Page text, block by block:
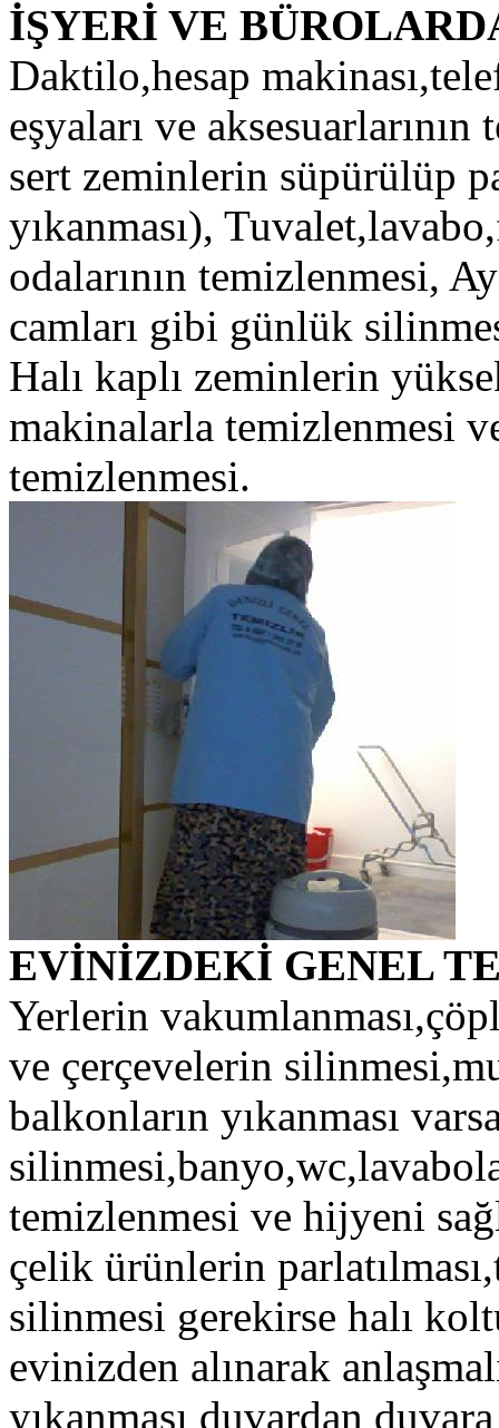
İŞYERİ VE
Daktilo,hesap
eşyaları ve
sert zeminlerin süpürülüp
yıkanması),
odalarının temizlenmesi,
camları gibi günlük
Halı kaplı zeminlerin
makinalarla temizlenmesi
temizlenmesi.
EVİNİZDEKİ GENEL
Yerlerin
ve çerçevelerin
balkonların yıkanması
temizlenmesi ve hijyeni
çelik ürünlerin
silinmesi gerekirse halı
evinizden alınarak
yıkanması duvardan